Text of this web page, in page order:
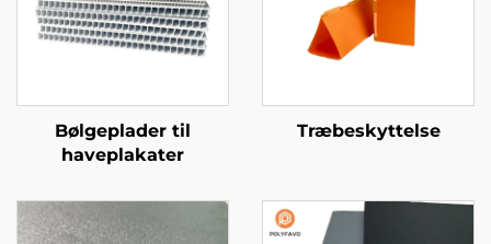
Bølgeplader til
haveplakater
Træbeskyttelse